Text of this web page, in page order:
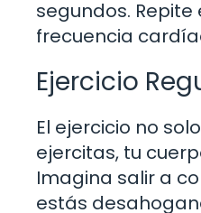
segundos.
frecuencia
Ejercicio
El ejercicio no
ejercitas, tu
Imagina salir a
estás